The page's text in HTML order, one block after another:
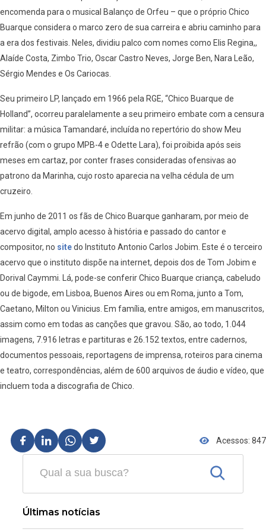
encomenda para o musical Balanço de Orfeu – que o próprio Chico
Buarque considera o marco zero de sua carreira e abriu caminho para
a era dos festivais. Neles, dividiu palco com nomes como Elis Regina,,
Alaíde Costa, Zimbo Trio, Oscar Castro Neves, Jorge Ben, Nara Leão,
Sérgio Mendes e Os Cariocas.
Seu primeiro LP, lançado em 1966 pela RGE, “Chico Buarque de
Holland”, ocorreu paralelamente a seu primeiro embate com a censura
militar: a música Tamandaré, incluída no repertório do show Meu
refrão (com o grupo MPB-4 e Odette Lara), foi proibida após seis
meses em cartaz, por conter frases consideradas ofensivas ao
patrono da Marinha, cujo rosto aparecia na velha cédula de um
cruzeiro.
Em junho de 2011 os fãs de Chico Buarque ganharam, por meio de
acervo digital, amplo acesso à história e passado do cantor e
compositor, no sitedo Instituto Antonio Carlos Jobim. Este é o terceiro
acervo que o instituto dispõe na internet, depois dos de Tom Jobim e
Dorival Caymmi. Lá, pode-se conferir Chico Buarque criança, cabeludo
ou de bigode, em Lisboa, Buenos Aires ou em Roma, junto a Tom,
Caetano, Milton ou Vinicius. Em família, entre amigos, em manuscritos,
assim como em todas as canções que gravou. São, ao todo, 1.044
imagens, 7.916 letras e partituras e 26.152 textos, entre cadernos,
documentos pessoais, reportagens de imprensa, roteiros para cinema
e teatro, correspondências, além de 600 arquivos de áudio e vídeo, que
incluem toda a discografia de Chico.
Acessos: 847
Últimas notícias